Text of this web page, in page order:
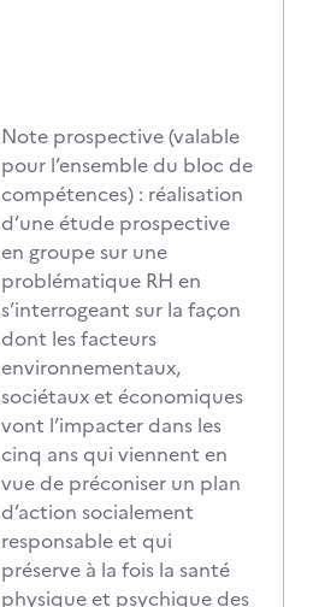
Note prospective (valable
pour l’ensemble du bloc de
compétences) : réalisation
d’une étude prospective
en groupe sur une
problématique RH en
s’interrogeant sur la façon
dont les facteurs
environnementaux,
sociétaux et économiques
vont l’impacter dans les
cinq ans qui viennent en
vue de préconiser un plan
d’action socialement
responsable et qui
préserve à la fois la santé
physique et psychique des